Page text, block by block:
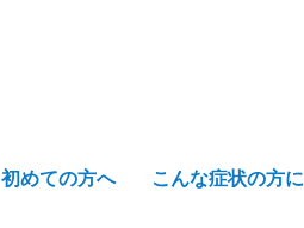
初めての方へ こんな症状の方に